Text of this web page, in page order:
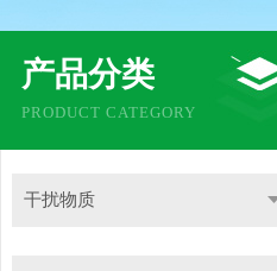
产品分类
PRODUCT CATEGORY
干扰物质